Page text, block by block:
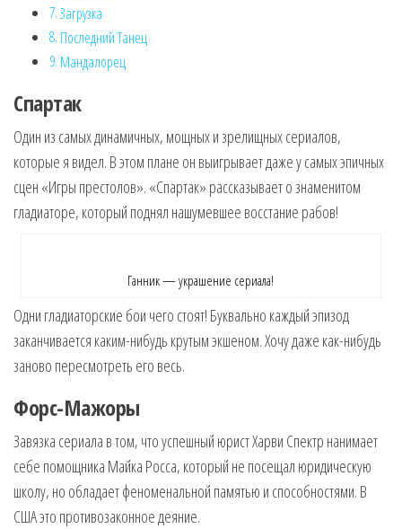
Загрузка
Последний Танец
Мандалорец
Спартак
Один из самых динамичных, мощных и зрелищных сериалов,
которые я видел. В этом плане он выигрывает даже у самых эпичных
сцен «Игры престолов». «Спартак» рассказывает о знаменитом
гладиаторе, который поднял нашумевшее восстание рабов!
Ганник — украшение сериала!
Одни гладиаторские бои чего стоят! Буквально каждый эпизод
заканчивается каким-нибудь крутым экшеном. Хочу даже как-нибудь
заново пересмотреть его весь.
Форс-Мажоры
Завязка сериала в том, что успешный юрист Харви Спектр нанимает
себе помощника Майка Росса, который не посещал юридическую
школу, но обладает феноменальной памятью и способностями. В
США это противозаконное деяние.